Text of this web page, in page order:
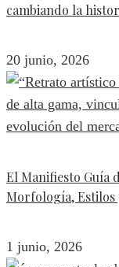
cambiando la
20 junio, 2026
El Manifiesto Guía
Morfología, Estilos
1 junio, 2026